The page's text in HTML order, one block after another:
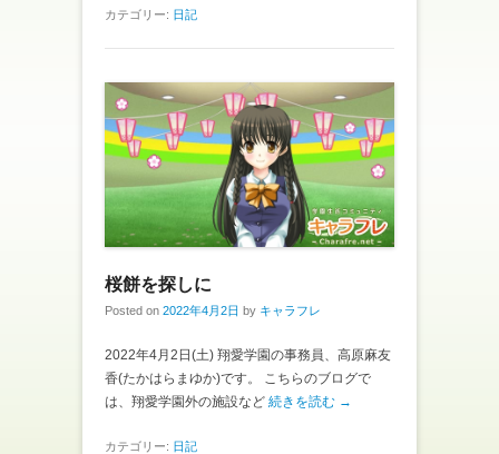
カテゴリー: 日記
桜餅を探しに
Posted on 2022年4月2日 by キャラフレ
2022年4月2日(土) 翔愛学園の事務員、高原麻友
香(たかはらまゆか)です。 こちらのブログで
は、翔愛学園外の施設など 続きを読む →
カテゴリー: 日記